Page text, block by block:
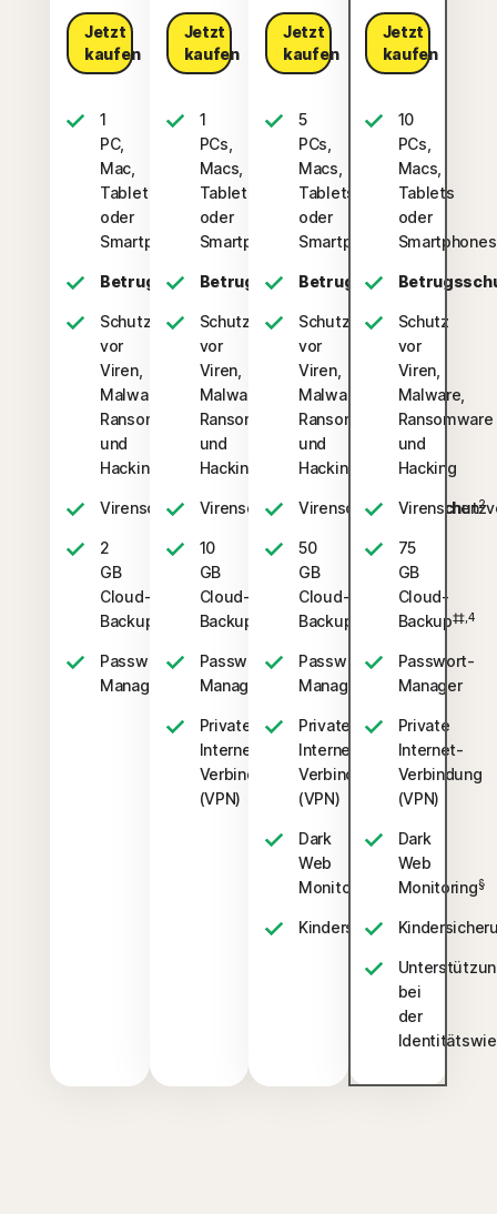
Jetzt
kaufen
1
PC,
Mac,
Tablet
oder
Smartphone
Betrugsschutz
Schutz
vor
Viren,
Malware,
Ransomware
und
Hacking
Virenschutzversprechen2
2
GB
Cloud-
Backup
Passwort-
Manager
Jetzt
kaufen
1
PCs,
Macs,
Tablets
oder
Smartphones
Betrugsschutz
Schutz
vor
Viren,
Malware,
Ransomware
und
Hacking
Virenschutzversprechen2
10
GB
Cloud-
Backup
Passwort-
Manager
Private
Internet-
Verbindung
(VPN)
Jetzt
kaufen
5
PCs,
Macs,
Tablets
oder
Smartphones
Betrugsschutz
Schutz
vor
Viren,
Malware,
Ransomware
und
Hacking
Virenschutzversprechen2
50
GB
Cloud-
Backup
Passwort-
Manager
Private
Internet-
Verbindung
(VPN)
Dark
Web
Monitoring
Kindersicherung‡
Jetzt
kaufen
10
PCs,
Macs,
Tablets
oder
Smartphones
Schutz
vor
Viren,
Malware,
Ransomware
und
Hacking
75
GB
Cloud-
Backup‡‡,4
Passwort-
Manager
Private
Internet-
Verbindung
(VPN)
Dark
Web
Monitoring§
bei
der